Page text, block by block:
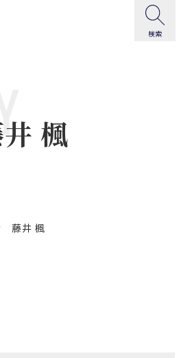
検索
楓
藤井 楓